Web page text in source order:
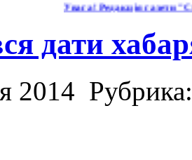
Увага! Редакція газети
дати
2014